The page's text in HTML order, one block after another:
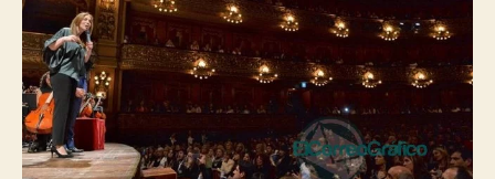
de
Red
de
Escuelas
de
Aprendizaje